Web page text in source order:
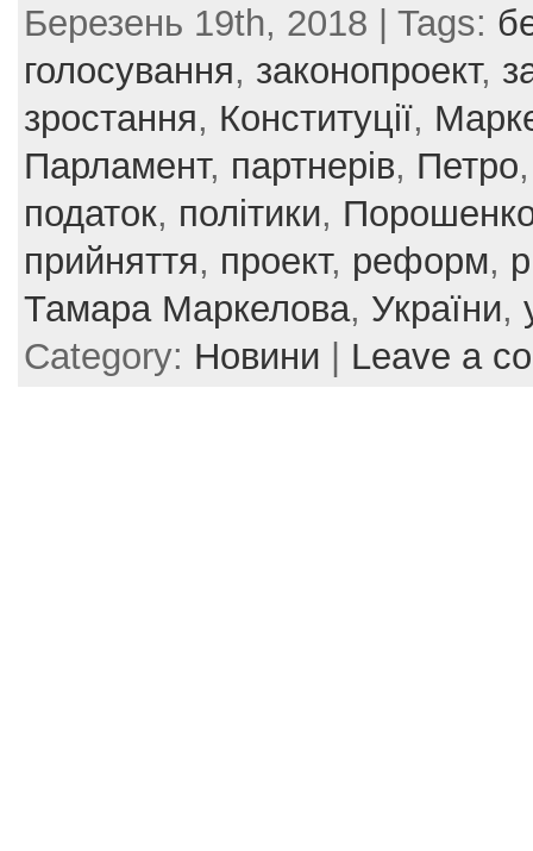
c
e
b
o
o
k
itt
er
er
e
st
ai
l
ar
e
Березень 19th, 2018 | Tags:
голосування, законопроект,
зростання, Конституції,
Парламент, партнерів, Петро
податок, політики,
прийняття, проект, реформ,
Тамара Маркелова, України,
Category: Новини | Leave a